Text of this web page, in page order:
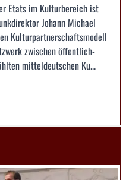
Etats im Kulturbereich ist
Johann Michael
Kulturpartnerschaftsmodell
zwischen öffentlich-
mitteldeutschen Ku...